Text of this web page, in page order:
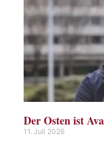
Der Osten ist
11. Juli 2026